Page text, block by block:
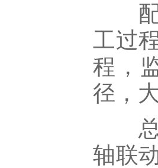
配
工过
程，
径，
总
轴联